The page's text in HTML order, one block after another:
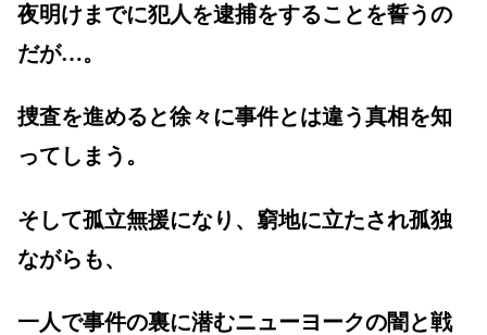
夜明けまでに犯人を逮捕をすることを誓うの
だが…。
捜査を進めると徐々に事件とは違う真相を知
ってしまう。
そして孤立無援になり、窮地に立たされ孤独
ながらも、
一人で事件の裏に潜むニューヨークの闇と戦